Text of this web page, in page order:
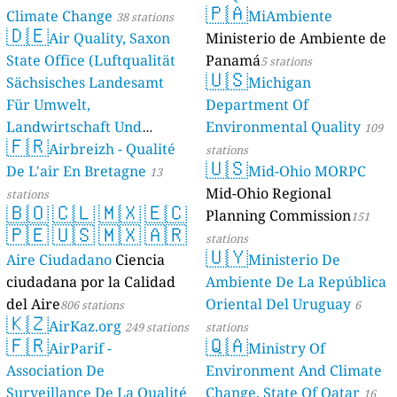
Climate Change 38 stations
🇩🇪Air Quality, Saxon
State Office (Luftqualität
Sächsisches Landesamt
Für Umwelt,
Landwirtschaft Und
Geologie) 50 stations
🇫🇷Airbreizh - Qualité
De L'air En Bretagne 13
stations
🇧🇴🇨🇱🇲🇽🇪🇨
🇵🇪🇺🇸🇲🇽🇦🇷
Aire Ciudadano Ciencia
ciudadana por la Calidad
del Aire806 stations
🇰🇿AirKaz.org 249 stations
🇫🇷AirParif -
Association De
Surveillance De La Qualité
🇵🇦MiAmbiente
Ministerio de Ambiente de
Panamá5 stations
🇺🇸Michigan
Department Of
Environmental Quality 109
stations
🇺🇸Mid-Ohio MORPC
Mid-Ohio Regional
Planning Commission151
stations
🇺🇾Ministerio De
Ambiente De La República
Oriental Del Uruguay 6
stations
🇶🇦Ministry Of
Environment And Climate
Change, State Of Qatar 16